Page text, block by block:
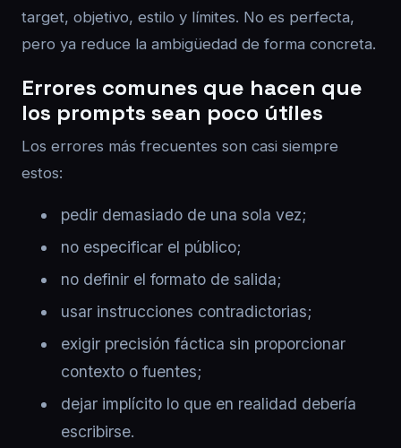
target, objetivo, estilo y límites. No es perfecta,
pero ya reduce la ambigüedad de forma concreta.
Errores comunes que hacen que
los prompts sean poco útiles
Los errores más frecuentes son casi siempre
estos:
pedir demasiado de una sola vez;
no especificar el público;
no definir el formato de salida;
usar instrucciones contradictorias;
exigir precisión fáctica sin proporcionar
contexto o fuentes;
dejar implícito lo que en realidad debería
escribirse.